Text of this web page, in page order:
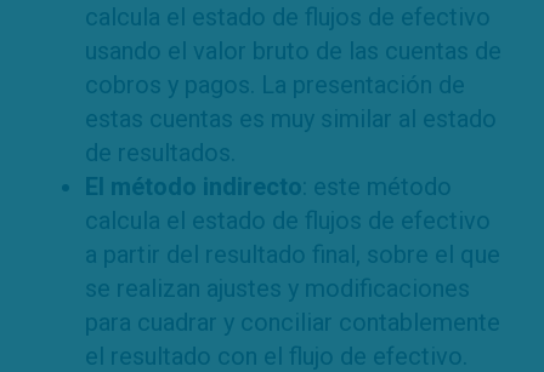
calcula el estado de flujos de efectivo
usando el valor bruto de las cuentas de
cobros y pagos. La presentación de
estas cuentas es muy similar al estado
de resultados.
El método indirecto : este método
calcula el estado de flujos de efectivo
a partir del resultado final, sobre el que
se realizan ajustes y modificaciones
para cuadrar y conciliar contablemente
el resultado con el flujo de efectivo.